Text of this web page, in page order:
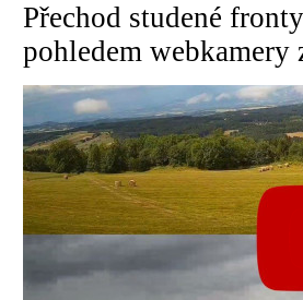
Přechod studené
pohledem